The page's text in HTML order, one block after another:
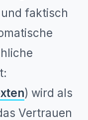
faktisch
) wird als
Vertrauen